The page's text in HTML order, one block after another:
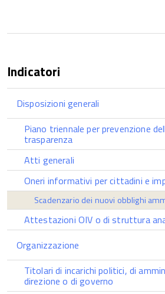
Indicatori
Disposizioni generali
Piano triennale per prevenzione
trasparenza
Atti generali
Oneri informativi per cittadini e
Scadenzario dei nuovi obblighi
Attestazioni OIV o di struttura
Organizzazione
Titolari di incarichi politici, di
direzione o di governo